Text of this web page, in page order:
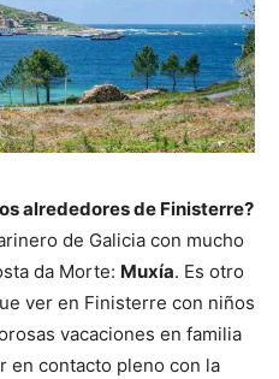
alrededores de Finisterre?
de Galicia con mucho
da Morte: Muxía. Es otro
ver en Finisterre con niños
vacaciones en familia
en contacto pleno con la